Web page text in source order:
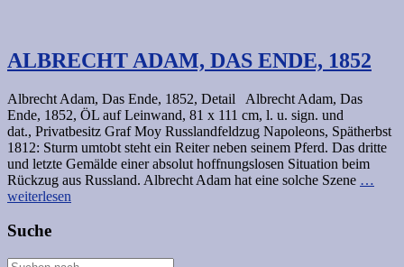
ALBRECHT ADAM, DAS ENDE, 1852
Albrecht Adam, Das Ende, 1852, Detail Albrecht Adam, Das
Ende, 1852, ÖL auf Leinwand, 81 x 111 cm, l. u. sign. und
dat., Privatbesitz Graf Moy Russlandfeldzug Napoleons, Spätherbst
1812: Sturm umtobt steht ein Reiter neben seinem Pferd. Das dritte
und letzte Gemälde einer absolut hoffnungslosen Situation beim
Rückzug aus Russland. Albrecht Adam hat eine solche Szene …
weiterlesen
Suche